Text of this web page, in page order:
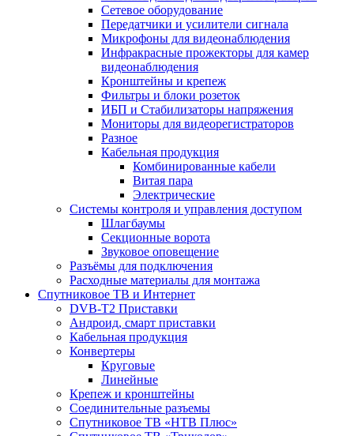
Сетевое оборудование
Передатчики и усилители сигнала
Микрофоны для видеонаблюдения
Инфракрасные прожекторы для камер
видеонаблюдения
Кронштейны и крепеж
Фильтры и блоки розеток
ИБП и Стабилизаторы напряжения
Мониторы для видеорегистраторов
Разное
Кабельная продукция
Комбинированные кабели
Витая пара
Электрические
Системы контроля и управления доступом
Шлагбаумы
Секционные ворота
Звуковое оповещение
Разъёмы для подключения
Расходные материалы для монтажа
Спутниковое ТВ и Интернет
DVB-Т2 Приставки
Андроид, смарт приставки
Кабельная продукция
Конвертеры
Круговые
Линейные
Крепеж и кронштейны
Соединительные разъемы
Спутниковое ТВ «НТВ Плюс»